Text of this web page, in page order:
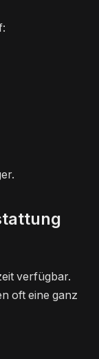
verfügbar.
oft eine ganz